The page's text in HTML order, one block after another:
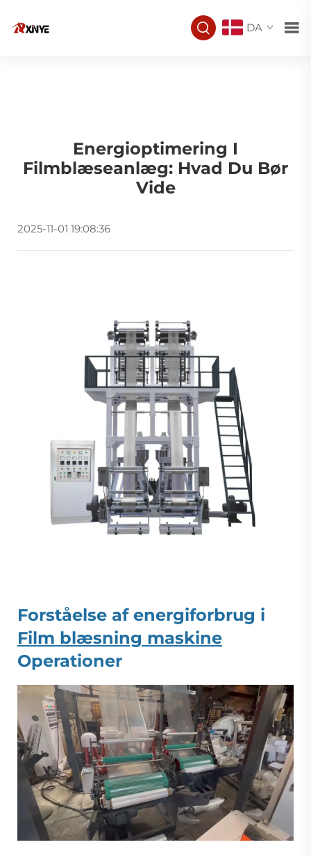
DA
Energioptimering I
Filmblæseanlæg: Hvad Du Bør
Vide
2025-11-01 19:08:36
Forståelse af energiforbrug i
Film blæsning maskine
Operationer